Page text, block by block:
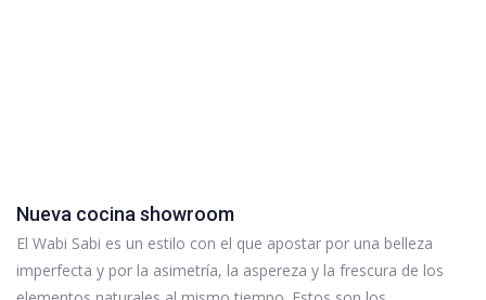
Nueva cocina showroom
El Wabi Sabi es un estilo con el que apostar por una belleza
imperfecta y por la asimetría, la aspereza y la frescura de los